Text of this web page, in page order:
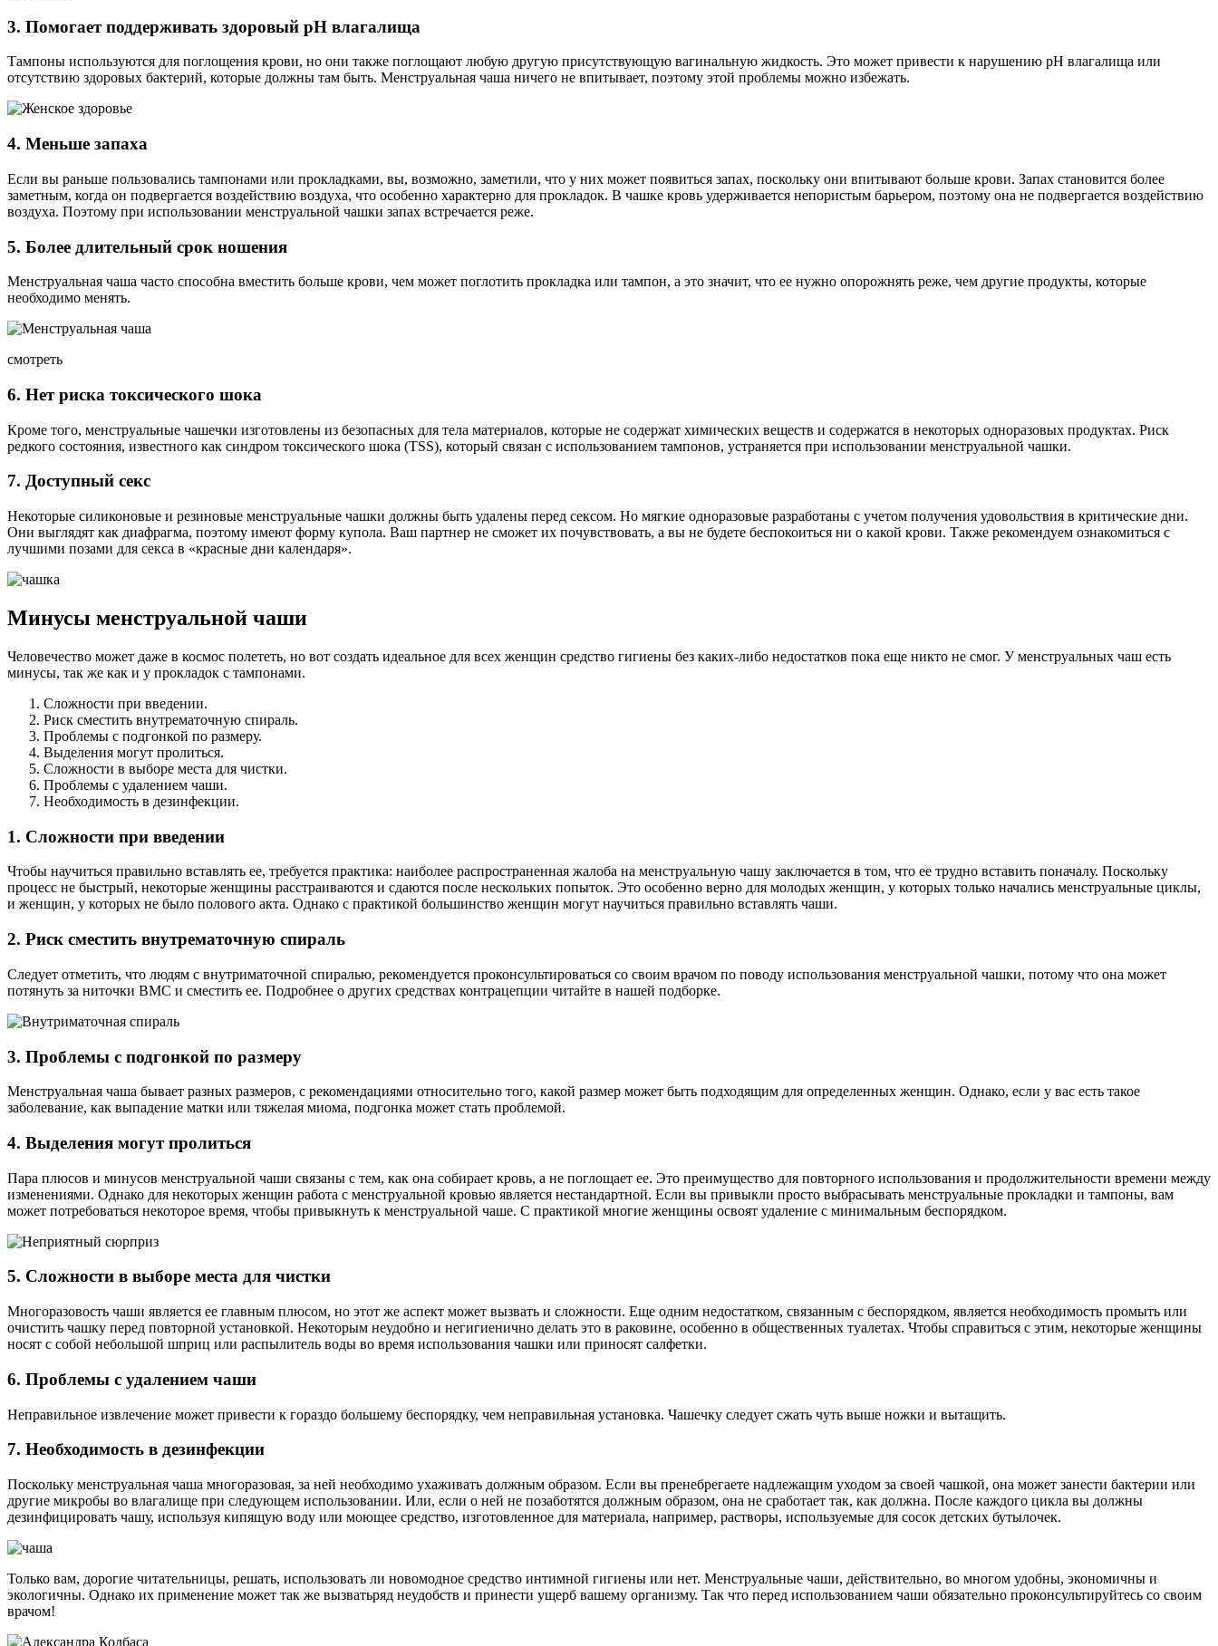
3. Помогает поддерживать здоровый рН влагалища
Тампоны используются для поглощения крови, но они также поглощают любую другую присутствующую вагинальную жидкость. Это может привести к нарушению рН влагалища или
отсутствию здоровых бактерий, которые должны там быть. Менструальная чаша ничего не впитывает, поэтому этой проблемы можно избежать.
4. Меньше запаха
Если вы раньше пользовались тампонами или прокладками, вы, возможно, заметили, что у них может появиться запах, поскольку они впитывают больше крови. Запах становится более
заметным, когда он подвергается воздействию воздуха, что особенно характерно для прокладок. В чашке кровь удерживается непористым барьером, поэтому она не подвергается воздействию
воздуха. Поэтому при использовании менструальной чашки запах встречается реже.
5. Более длительный срок ношения
Менструальная чаша часто способна вместить больше крови, чем может поглотить прокладка или тампон, а это значит, что ее нужно опорожнять реже, чем другие продукты, которые
необходимо менять.
смотреть
6. Нет риска токсического шока
Кроме того, менструальные чашечки изготовлены из безопасных для тела материалов, которые не содержат химических веществ и содержатся в некоторых одноразовых продуктах. Риск
редкого состояния, известного как синдром токсического шока (TSS), который связан с использованием тампонов, устраняется при использовании менструальной чашки.
7. Доступный секс
Некоторые силиконовые и резиновые менструальные чашки должны быть удалены перед сексом. Но мягкие одноразовые разработаны с учетом получения удовольствия в критические дни.
Они выглядят как диафрагма, поэтому имеют форму купола. Ваш партнер не сможет их почувствовать, а вы не будете беспокоиться ни о какой крови. Также рекомендуем ознакомиться с
лучшими позами для секса в «красные дни календаря».
Минусы менструальной чаши
Человечество может даже в космос полететь, но вот создать идеальное для всех женщин средство гигиены без каких-либо недостатков пока еще никто не смог. У менструальных чаш есть
минусы, так же как и у прокладок с тампонами.
Сложности при введении.
Риск сместить внутрематочную спираль.
Проблемы с подгонкой по размеру.
Выделения могут пролиться.
Сложности в выборе места для чистки.
Проблемы с удалением чаши.
Необходимость в дезинфекции.
1. Сложности при введении
Чтобы научиться правильно вставлять ее, требуется практика: наиболее распространенная жалоба на менструальную чашу заключается в том, что ее трудно вставить поначалу. Поскольку
процесс не быстрый, некоторые женщины расстраиваются и сдаются после нескольких попыток. Это особенно верно для молодых женщин, у которых только начались менструальные циклы,
и женщин, у которых не было полового акта. Однако с практикой большинство женщин могут научиться правильно вставлять чаши.
2. Риск сместить внутрематочную спираль
Следует отметить, что людям с внутриматочной спиралью, рекомендуется проконсультироваться со своим врачом по поводу использования менструальной чашки, потому что она может
потянуть за ниточки ВМС и сместить ее. Подробнее о других средствах контрацепции читайте в нашей подборке.
3. Проблемы с подгонкой по размеру
Менструальная чаша бывает разных размеров, с рекомендациями относительно того, какой размер может быть подходящим для определенных женщин. Однако, если у вас есть такое
заболевание, как выпадение матки или тяжелая миома, подгонка может стать проблемой.
4. Выделения могут пролиться
Пара плюсов и минусов менструальной чаши связаны с тем, как она собирает кровь, а не поглощает ее. Это преимущество для повторного использования и продолжительности времени между
изменениями. Однако для некоторых женщин работа с менструальной кровью является нестандартной. Если вы привыкли просто выбрасывать менструальные прокладки и тампоны, вам
может потребоваться некоторое время, чтобы привыкнуть к менструальной чаше. С практикой многие женщины освоят удаление с минимальным беспорядком.
5. Сложности в выборе места для чистки
Многоразовость чаши является ее главным плюсом, но этот же аспект может вызвать и сложности. Еще одним недостатком, связанным с беспорядком, является необходимость промыть или
очистить чашку перед повторной установкой. Некоторым неудобно и негигиенично делать это в раковине, особенно в общественных туалетах. Чтобы справиться с этим, некоторые женщины
носят с собой небольшой шприц или распылитель воды во время использования чашки или приносят салфетки.
6. Проблемы с удалением чаши
Неправильное извлечение может привести к гораздо большему беспорядку, чем неправильная установка. Чашечку следует сжать чуть выше ножки и вытащить.
7. Необходимость в дезинфекции
Поскольку менструальная чаша многоразовая, за ней необходимо ухаживать должным образом. Если вы пренебрегаете надлежащим уходом за своей чашкой, она может занести бактерии или
другие микробы во влагалище при следующем использовании. Или, если о ней не позаботятся должным образом, она не сработает так, как должна. После каждого цикла вы должны
дезинфицировать чашу, используя кипящую воду или моющее средство, изготовленное для материала, например, растворы, используемые для сосок детских бутылочек.
Только вам, дорогие читательницы, решать, использовать ли новомодное средство интимной гигиены или нет. Менструальные чаши, действительно, во многом удобны, экономичны и
экологичны. Однако их применение может так же вызватьряд неудобств и принести ущерб вашему организму. Так что перед использованием чаши обязательно проконсультируйтесь со своим
врачом!